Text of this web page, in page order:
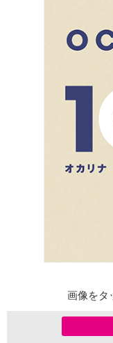
画像をタ